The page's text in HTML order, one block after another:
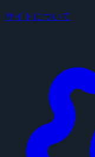
サイトについて